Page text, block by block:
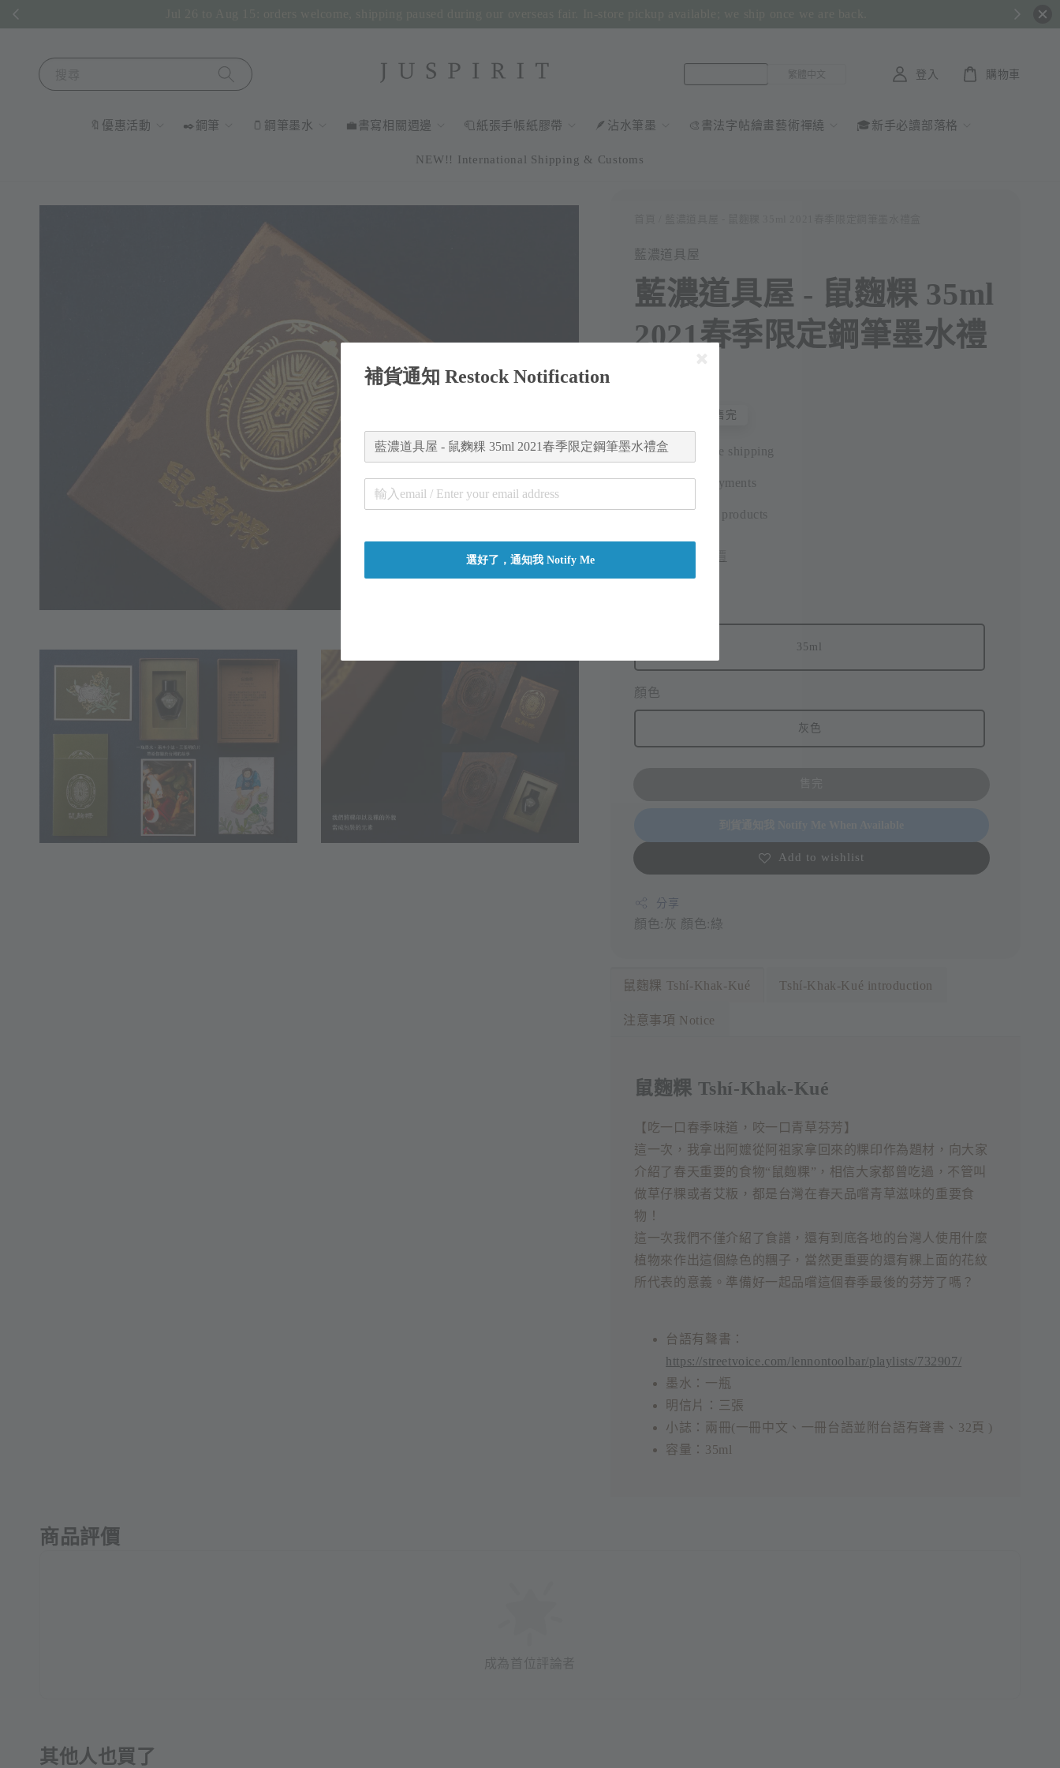
🔖優惠活動 ✒️鋼筆 🫙鋼筆墨水 💼書寫相關週邊 🧻紙張手帳紙膠帶 🪶沾水筆墨 🎨書法字帖繪畫藝術禪繞 🎓新手必讀部落格
NEW!! International Shipping & Customs
登入 購物車
藍濃道具屋
藍濃道具屋 - 鼠麴粿 35ml
2021春季限定鋼筆墨水禮
price
售完
Worldwide shipping
Secure payments
Authentic products
35ml
顏色
灰色
Add to wishlist
分享
顏色:灰 顏色:綠
鼠麴粿 Tshí-Khak-Kué Tshí-Khak-Kué introduction
注意事項 Notice
鼠麴粿 Tshí-Khak-Kué
【吃一口春季味道，咬一口青草芬芳】
這一次，我拿出阿嬤從阿祖家拿回來的粿印作為題材，向大家
介紹了春天重要的食物“鼠麴粿”，相信大家都曾吃過，不管叫
做草仔粿或者艾粄，都是台灣在春天品嚐青草滋味的重要食
物！
這一次我們不僅介紹了食譜，還有到底各地的台灣人使用什麼
植物來作出這個綠色的糰子，當然更重要的還有粿上面的花紋
所代表的意義。準備好一起品嚐這個春季最後的芬芳了嗎？
台語有聲書：
https://streetvoice.com/lennontoolbar/playlists/732907/
墨水：一瓶
明信片：三張
小誌：兩冊(一冊中文、一冊台語並附台語有聲書、32頁 )
容量：35ml
商品評價
其他人也買了
補貨通知 Restock Notification
選好了，通知我 Notify Me